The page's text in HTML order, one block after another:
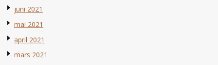
juni 2021
mai 2021
april 2021
mars 2021